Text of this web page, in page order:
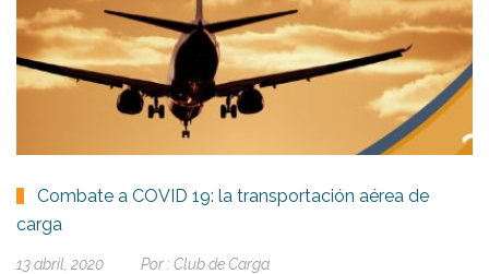
Combate a COVID 19: la transportación aérea de
carga
13 abril, 2020 Por : Club de Carga